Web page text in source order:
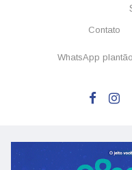
Contato
WhatsApp